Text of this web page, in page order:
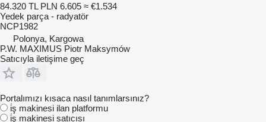
84.320 TL PLN 6.605 ≈ €1.534
Yedek parça - radyatör
NCP1982
Polonya, Kargowa
P.W. MAXIMUS Piotr Maksymów
Satıcıyla iletişime geç
Portalımızı kısaca nasıl tanımlarsınız?
i̇ş makinesi ilan platformu
i̇ş makinesi satıcısı